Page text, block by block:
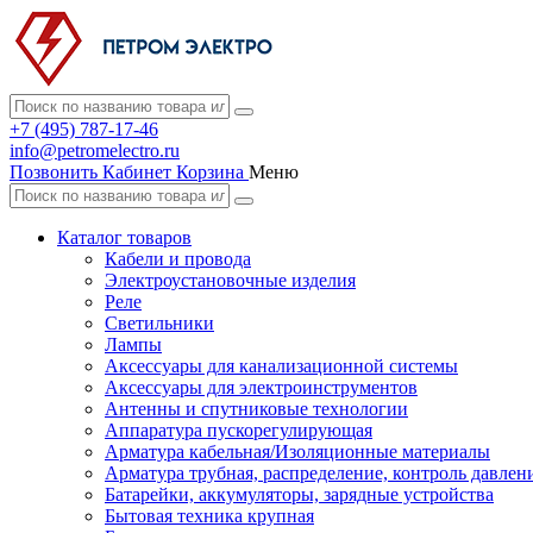
+7 (495) 787-17-46
info@petromelectro.ru
Позвонить Кабинет Корзина Меню
Каталог товаров
Кабели и провода
Электроустановочные изделия
Реле
Светильники
Лампы
Аксессуары для канализационной системы
Аксессуары для электроинструментов
Антенны и спутниковые технологии
Аппаратура пускорегулирующая
Арматура кабельная/Изоляционные материалы
Арматура трубная, распределение, контроль
Батарейки, аккумуляторы, зарядные устройства
Бытовая техника крупная